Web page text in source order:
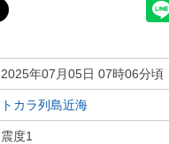
2025年07月05日 07時06分頃
トカラ列島近海
震度1